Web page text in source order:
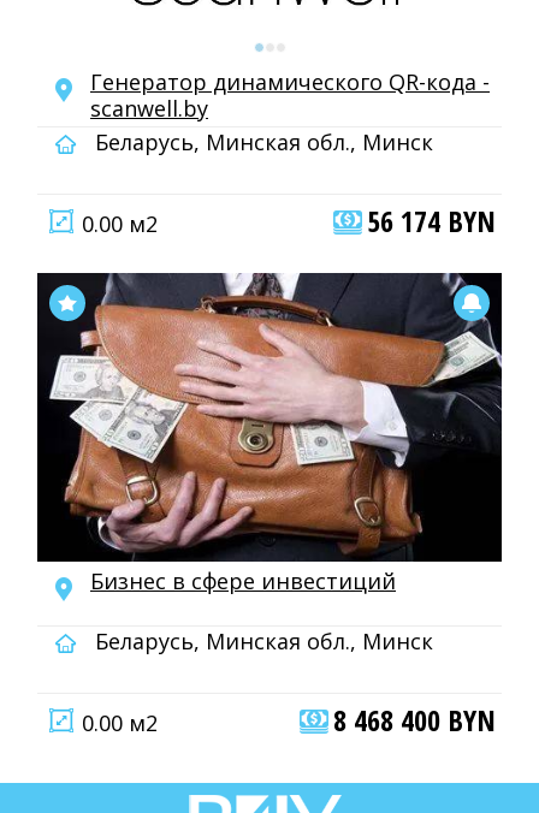
Генератор динамического QR-кода -
scanwell.by
Беларусь, Минская обл., Минск
0.00 м2 56 174 BYN
Бизнес в сфере инвестиций
Беларусь, Минская обл., Минск
0.00 м2 8 468 400 BYN